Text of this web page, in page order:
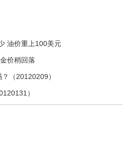
油价重上100美元
价稍回落
（20120209）
）